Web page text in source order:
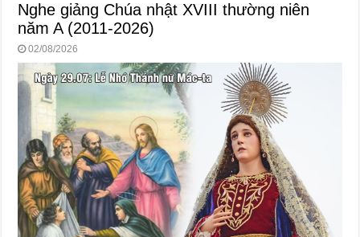
Nghe giảng Chúa nhật XVIII thường niên
năm A (2011-2026)
02/08/2026